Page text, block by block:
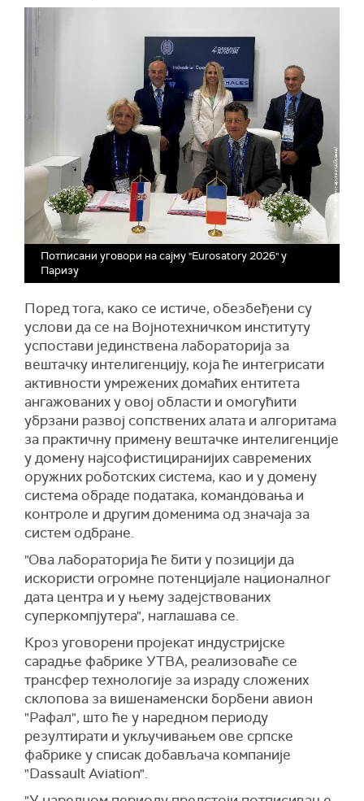
Потписани уговори на сајму "Еurosatory 2026" у
Паризу
Поред тога, како се истиче, обезбеђени су
услови да се на Војнотехничком институту
успостави јединствена лабораторија за
вештачку интелигенцију, која ће интегрисати
активности умрежених домаћих ентитета
ангажованих у овој области и омогућити
убрзани развој сопствених алата и алгоритама
за практичну примену вештачке интелигенције
у домену најсофистициранијих савремених
оружних роботских система, као и у домену
система обраде података, командовања и
контроле и другим доменима од значаја за
систем одбране.
"Ова лабораторија ће бити у позицији да
искористи огромне потенцијале националног
дата центра и у њему задејствованих
суперкомпјутера", наглашава се.
Кроз уговорени пројекат индустријске
сарадње фабрике УТВА, реализоваће се
трансфер технологије за израду сложених
склопова за вишенаменски борбени авион
"Рафал", што ће у наредном периоду
резултирати и укључивањем ове српске
фабрике у списак добављача компаније
"Dassault Aviation".